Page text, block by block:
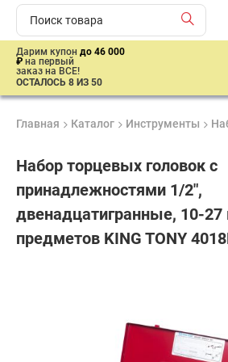
Дарим купон до 46 000
₽ на первый
заказ на ВСЕ!
ОСТАЛОСЬ 8 ИЗ 50
Главная Каталог Инструменты
Набор торцевых головок с
принадлежностями 1/2",
двенадцатигранные, 10-
предметов KING TONY